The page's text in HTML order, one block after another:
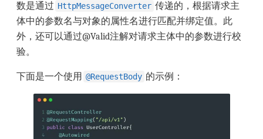
数是通过 HttpMessageConverter 传递的，根据请求主
体中的参数名与对象的属性名进行匹配并绑定值。此
外，还可以通过@Valid注解对请求主体中的参数进行校
验。
下面是一个使用 @RequestBody 的示例：